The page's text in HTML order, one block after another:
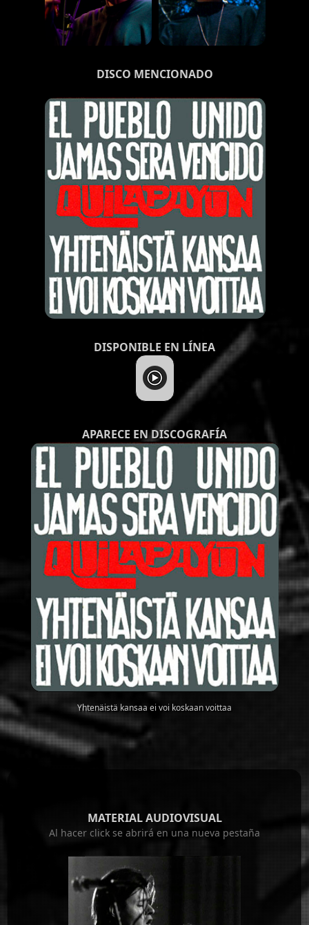
DISCO MENCIONADO
DISPONIBLE EN LÍNEA
APARECE EN DISCOGRAFÍA
Yhtenäistä kansaa ei voi koskaan voittaa
MATERIAL AUDIOVISUAL
Al hacer click se abrirá en una nueva pestaña